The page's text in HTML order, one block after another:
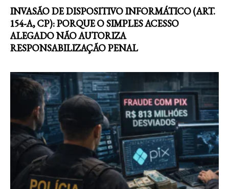
INVASÃO DE DISPOSITIVO INFORMÁTICO (ART.
154-A, CP): PORQUE O SIMPLES ACESSO
ALEGADO NÃO AUTORIZA
RESPONSABILIZAÇÃO PENAL